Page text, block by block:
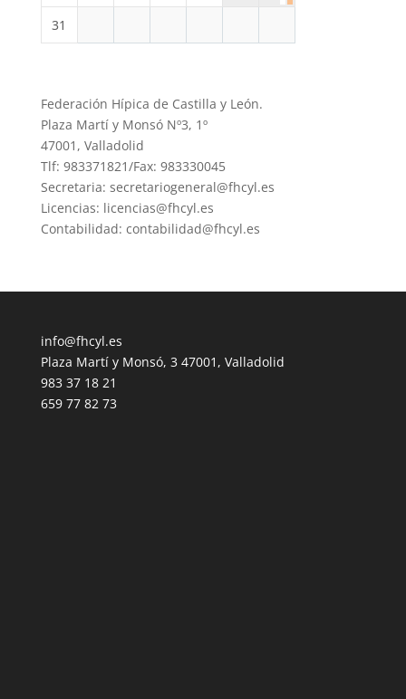
31
Federación Hípica de Castilla y León.
Plaza Martí y Monsó Nº3, 1º
47001, Valladolid
Tlf: 983371821/Fax: 983330045
Secretaria: secretariogeneral@fhcyl.es
Licencias: licencias@fhcyl.es
Contabilidad: contabilidad@fhcyl.es
info@fhcyl.es
Plaza Martí y Monsó, 3 47001, Valladolid
983 37 18 21
659 77 82 73